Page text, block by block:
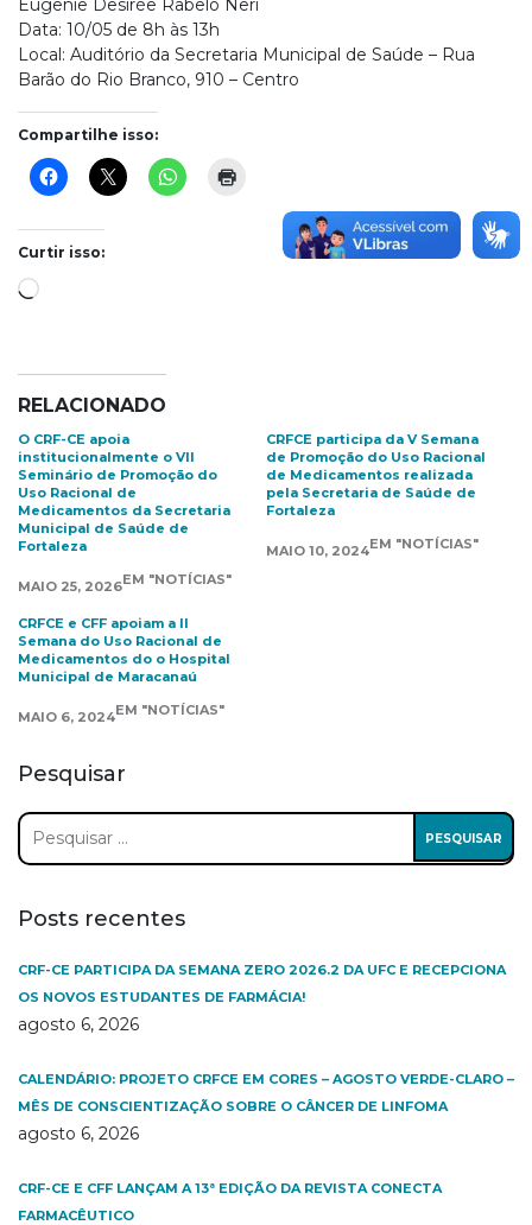
Eugenie Desirèe Rabelo Neri
Data: 10/05 de 8h às 13h
Local: Auditório da Secretaria Municipal de Saúde – Rua
Barão do Rio Branco, 910 – Centro
Compartilhe isso:
Curtir isso:
Carregando...
RELACIONADO
O CRF-CE apoia
institucionalmente o VII
Seminário de Promoção do
Uso Racional de
Medicamentos da Secretaria
Municipal de Saúde de
Fortaleza
MAIO 25, 2026EM "NOTÍCIAS"
CRFCE participa da V Semana
de Promoção do Uso Racional
de Medicamentos realizada
pela Secretaria de Saúde de
Fortaleza
MAIO 10, 2024EM "NOTÍCIAS"
CRFCE e CFF apoiam a II
Semana do Uso Racional de
Medicamentos do o Hospital
Municipal de Maracanaú
MAIO 6, 2024EM "NOTÍCIAS"
Pesquisar
Pesquisar
por:
Posts recentes
CRF-CE PARTICIPA DA SEMANA ZERO 2026.2 DA UFC E RECEPCIONA
OS NOVOS ESTUDANTES DE FARMÁCIA!
agosto 6, 2026
CALENDÁRIO: PROJETO CRFCE EM CORES – AGOSTO VERDE-CLARO –
MÊS DE CONSCIENTIZAÇÃO SOBRE O CÂNCER DE LINFOMA
agosto 6, 2026
CRF-CE E CFF LANÇAM A 13ª EDIÇÃO DA REVISTA CONECTA
FARMACÊUTICO